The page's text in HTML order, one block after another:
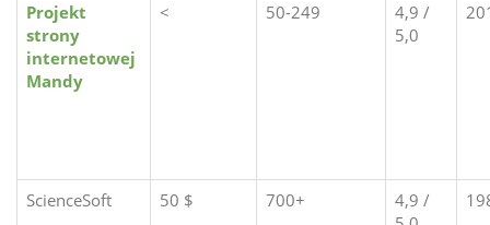
Projekt
strony
internetowej
Mandy
< 50-249
4,9 /
5,0
ScienceSoft 50 $ 700+
4,9 /